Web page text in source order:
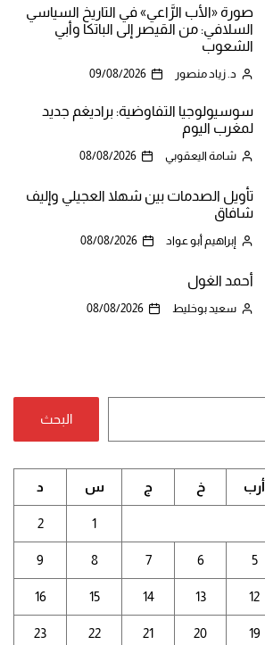
صورة «الأب الرَّاعي» في التاريخ السياسي
السلافي: من القيصر إلى الباتكا وأبي
الشعوب
د. زياد منصور 09/08/2026
سوسيولوجيا التفاوضية: براديغم جديد
لمغرب اليوم
شامة اليعقوبي 08/08/2026
تأويل الصدمات بين شهلا العجيلي وإليف
شافاق
إبراهيم أبو عواد 08/08/2026
أحمد الغول
سعيد بوخليط 08/08/2026
البحث
أرب خ ج س د
1
2
5
6
7
8
9
12
13
14
15
16
19
20
21
22
23